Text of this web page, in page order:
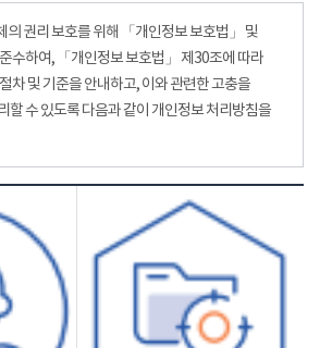
의 권리 보호를 위해 「개인정보 보호법」 및
수하여, 「개인정보 보호법」 제30조에 따라
차 및 기준을 안내하고, 이와 관련한 고충을
할 수 있도록 다음과 같이 개인정보 처리방침을